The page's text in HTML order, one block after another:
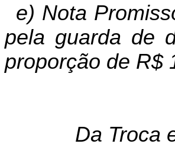
e) Nota
pela guarda de
proporção de R$
Da Troca